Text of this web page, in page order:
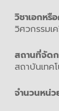
วิชาเอกหรื
วิศวกรรมเ
สถานที่จัดก
สถาบันเทค
จำนวนหน่